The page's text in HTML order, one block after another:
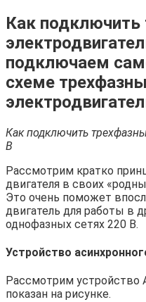
Как подключить
подключаем
схеме
Как подключить
В
Рассмотрим кратко
двигателя в своих
Это очень поможет
двигатель для работы в
однофазных сетях 220 В.
Устройство
Рассмотрим устройство
показан на рисунке.